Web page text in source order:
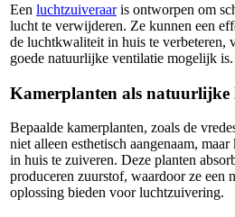
Een luchtzuiveraaris ontworpen om
lucht te verwijderen. Ze kunnen een
de luchtkwaliteit in huis te verbeteren,
goede natuurlijke ventilatie mogelijk is.
Kamerplanten als natuurlijke
Bepaalde kamerplanten, zoals de
niet alleen esthetisch aangenaam,
in huis te zuiveren. Deze planten
produceren zuurstof, waardoor ze een
oplossing bieden voor luchtzuivering.